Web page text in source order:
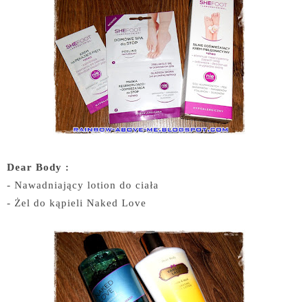
Dear Body :
- Nawadniający lotion do ciała
- Żel do kąpieli Naked Love